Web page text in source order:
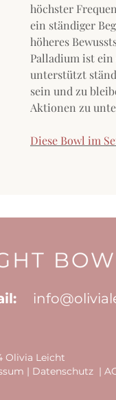
höchster
ein ständiger
höheres
Palladium ist
unterstützt
sein und zu
Aktionen zu
Diese Bowl im
info@
Olivia Leicht
| Datenschutz |